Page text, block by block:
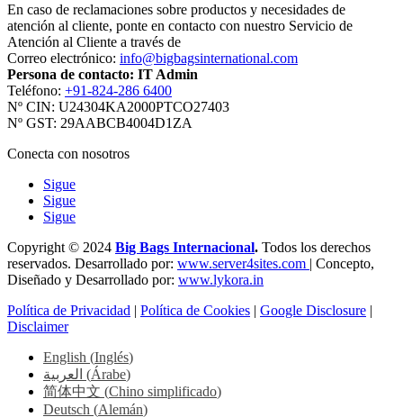
En caso de reclamaciones sobre productos y necesidades de
atención al cliente, ponte en contacto con nuestro Servicio de
Atención al Cliente a través de
Correo electrónico: info@bigbagsinternational.com
Persona de contacto: IT Admin
Teléfono: +91-824-286 6400
Nº CIN: U24304KA2000PTCO27403
Nº GST: 29AABCB4004D1ZA
Conecta con nosotros
Sigue
Sigue
Sigue
Copyright © 2024 Big Bags Internacional. Todos los derechos
reservados. Desarrollado por: www.server4sites.com | Concepto,
Diseñado y Desarrollado por: www.lykora.in
Política de Privacidad | Política de Cookies | Google Disclosure |
Disclaimer
English (Inglés)
العربية (Árabe)
简体中文 (Chino simplificado)
Deutsch (Alemán)